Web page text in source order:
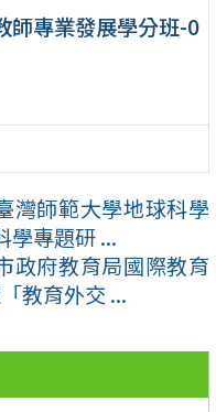
師專業發展學分班-0
灣師範大學地球科學
學專題研 ...
政府教育局國際教育
教育外交 ...